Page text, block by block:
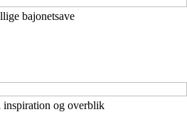
bajonetsave
inspiration og overblik